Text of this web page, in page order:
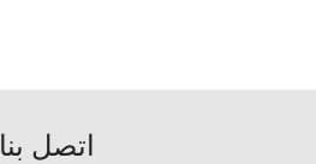
اتصل بنا